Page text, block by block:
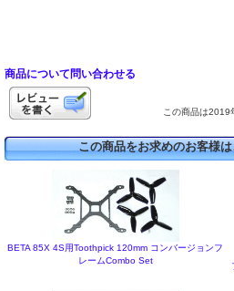
商品について問い合わせる
この商品は2019
この商品をお求めのお客様
BETA 85X 4S用Toothpick 120mm コンバージョンフ
レームCombo Set